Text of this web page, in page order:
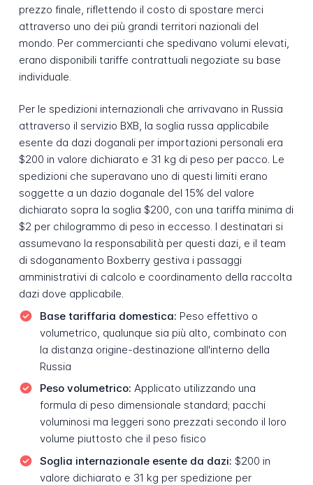
prezzo finale, riflettendo il costo di spostare merci
attraverso uno dei più grandi territori nazionali del
mondo. Per commercianti che spedivano volumi elevati,
erano disponibili tariffe contrattuali negoziate su base
individuale.
Per le spedizioni internazionali che arrivavano in Russia
attraverso il servizio BXB, la soglia russa applicabile
esente da dazi doganali per importazioni personali era
$200 in valore dichiarato e 31 kg di peso per pacco. Le
spedizioni che superavano uno di questi limiti erano
soggette a un dazio doganale del 15% del valore
dichiarato sopra la soglia $200, con una tariffa minima di
$2 per chilogrammo di peso in eccesso. I destinatari si
assumevano la responsabilità per questi dazi, e il team
di sdoganamento Boxberry gestiva i passaggi
amministrativi di calcolo e coordinamento della raccolta
dazi dove applicabile.
Base tariffaria domestica: Peso effettivo o
volumetrico, qualunque sia più alto, combinato con
la distanza origine-destinazione all'interno della
Russia
Peso volumetrico: Applicato utilizzando una
formula di peso dimensionale standard; pacchi
voluminosi ma leggeri sono prezzati secondo il loro
volume piuttosto che il peso fisico
Soglia internazionale esente da dazi: $200 in
valore dichiarato e 31 kg per spedizione per